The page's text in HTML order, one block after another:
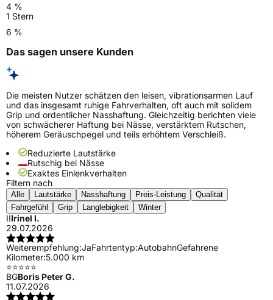
4 %
1 Stern
6 %
Das sagen unsere Kunden
Die meisten Nutzer schätzen den leisen, vibrationsarmen Lauf
und das insgesamt ruhige Fahrverhalten, oft auch mit solidem
Grip und ordentlicher Nasshaftung. Gleichzeitig berichten viele
von schwächerer Haftung bei Nässe, verstärktem Rutschen,
höherem Geräuschpegel und teils erhöhtem Verschleiß.
Reduzierte Lautstärke
Rutschig bei Nässe
Exaktes Einlenkverhalten
Filtern nach
Alle Lautstärke Nasshaftung Preis-Leistung
Qualität
Fahrgefühl
Grip Langlebigkeit Winter
IIIrinel I.
29.07.2026
Weiterempfehlung:JaFahrtentyp:AutobahnGefahrene
Kilometer:5.000 km
⭐️⭐️⭐️⭐️⭐️
BGBoris Peter G.
11.07.2026